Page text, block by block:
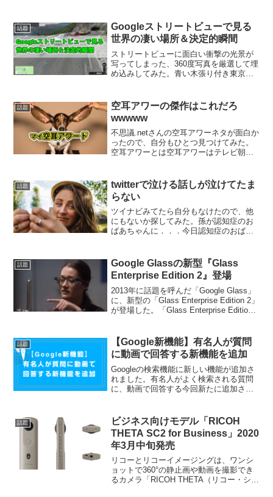
話題
Googleストリートビューで見る
世界の凄い場所＆決定的瞬間
ストリートビューに面白い衝撃の光景が
写ってしまった、360度写真を厳選して埋
め込みしてみた。青い木張り付き東京赤
出現したクローンおじさんスーパーの駐
車場にたたずむ謎の女...
話題
空耳アワーの傑作はこれだろ
wwwww
不思議.netさんの空耳アワーネタが面白か
ったので、自分もひとつ見つけてみた。
空耳アワーとは空耳アワーはテレビ朝日
が言ったか知らないが、言われてみれば
確かに聞こえる「空...
話題
twitterで泣ける話しが泣けてたま
らない
ツイナビみてたら自分もなけたので、他
にもないか探してみた。孫が認知症のお
ばあちゃんに．．．今日認知症のおばあ
らない」っていうのに対してすごく無邪
気な笑顔で「ぼくはおばあ...
話題
Google Glassの新型『Glass
Enterprise Edition 2』登場
2013年に話題を呼んだ「Google Glass」
に、新型の「Glass Enterprise Edition 2」
が登場した。「Glass Enterprise Edition
話題
【Google新機能】有名人が質問
に動画で回答する新機能を追加
Googleの検索機能に新しい機能が追加さ
れました。有名人がよく検索される質問
に、動画で回答する今回新たに追加され
がcovid-19に関連した一連のサービスの
一環...
話題
ビジネス向けモデル「RICOH
THETA SC2 for Business」2020
年3月中旬発売
リコーとリコーイメージングは、ワンシ
ョットで360°の静止画や動画を撮影でき
るカメラ「RICOH THETA（リコー・シー